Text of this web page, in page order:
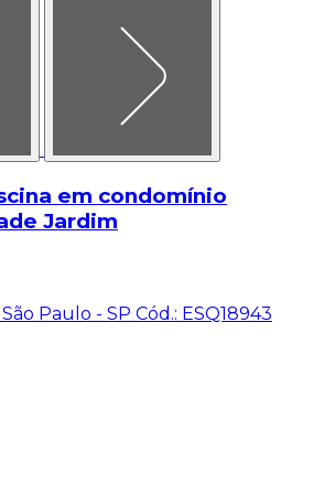
em condomínio
Jardim
Paulo - SP Cód.: ESQ18943